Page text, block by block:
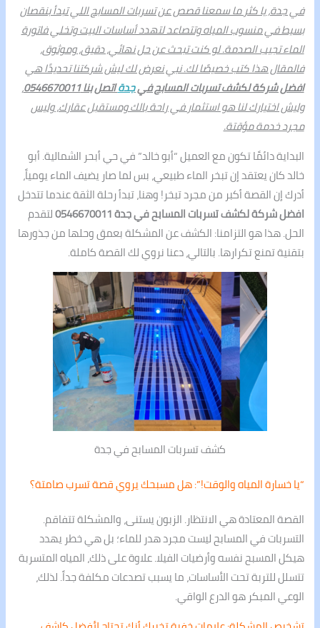
في جدة، يا كثر ما سمعنا قصص عن تسربات المسابح اللي تبدأ بنقصان
بسيط في منسوب المياه وتتصاعد لتهدد أساسات البيت وتخلي فاتورة
الماء تجيب الصدمة. لو كنت تبحث عن حل نهائي، دقيق، وموثوق،
فالمقال هذا كتب خصيصًا لك. نبي نعرض لك ليش شركتنا تحديدًا هي
افضل شركة لكشف تسربات المسابح فيجدةاتصل بنا 0546670011
،
وليش اختيارك لنا هو استثمار في راحة بالك ومستقبل عقارك، وليس
مجرد خدمة مؤقتة.
البداية دائمًا تكون مع العميل “أبو خالد” في حي أبحر الشمالية. أبو
خالد كان يعتقد إن تبخر الماء طبيعي، بس لما صار يضيف الماء يومياً،
أدرك إن القصة أكبر من مجرد تبخر! وهنا، تبدأ رحلة الثقة عندما تتدخل
افضل شركة لكشف تسربات المسابح في جدة 0546670011
لتقدم
الحل. هذا هو التزامنا: الكشف عن المشكلة بعمق وحلها من جذورها
بتقنية تمنع تكرارها. بالتالي، دعنا نروي لك القصة كاملة.
كشف تسربات المسابح في جدة
“يا خسارة المياه والوقت!”: هل مسبحك يروي قصة تسرب صامتة؟
القصة المعتادة هي الانتظار. الزبون يستنى، والمشكلة تتفاقم.
التسربات في المسابح ليست مجرد هدر للماء؛ بل هي خطر يهدد
هيكل المسبح نفسه وأرضيات الفيلا. علاوة على ذلك، المياه المتسربة
تتسلل للتربة تحت الأساسات، ما يسبب تصدعات مكلفة جداً. لذلك،
الوعي المبكر هو الدرع الواقي.